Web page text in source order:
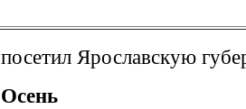
посетил Ярославскую
Осень